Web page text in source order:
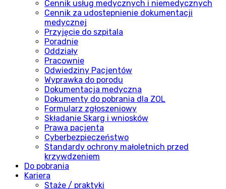
Cennik usług medycznych i niemedycznych
Cennik za udostepnienie dokumentacji
medycznej
Przyjęcie do szpitala
Poradnie
Oddziały
Pracownie
Odwiedziny Pacjentów
Wyprawka do porodu
Dokumentacja medyczna
Dokumenty do pobrania dla ZOL
Formularz zgłoszeniowy
Składanie Skarg i wniosków
Prawa pacjenta
Cyberbezpieczeństwo
Standardy ochrony małoletnich przed
krzywdzeniem
Do pobrania
Kariera
Staże / praktyki